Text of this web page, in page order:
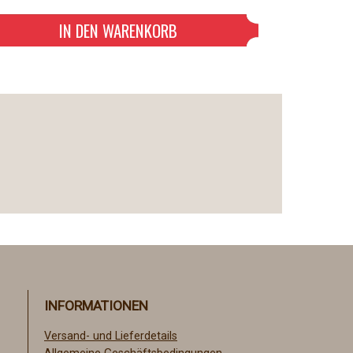
INFORMATIONEN
Versand- und Lieferdetails